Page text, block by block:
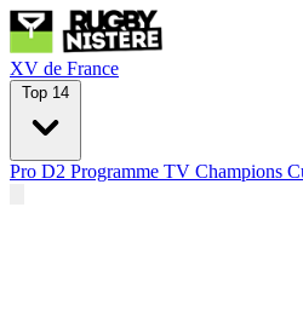
XV de France
Top 14
Pro D2 Programme TV Champions